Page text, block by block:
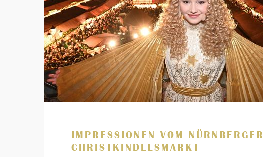
IMPRESSIONEN VOM NÜRNBERGER
CHRISTKINDLESMARKT